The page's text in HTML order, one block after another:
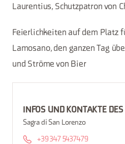
Laurentius, Schutzpatron von
Feierlichkeiten auf dem Platz
Lamosano, den ganzen Tag
und Ströme von Bier
INFOS UND KONTAKTE
Sagra di San Lorenzo
+39 347 5437479